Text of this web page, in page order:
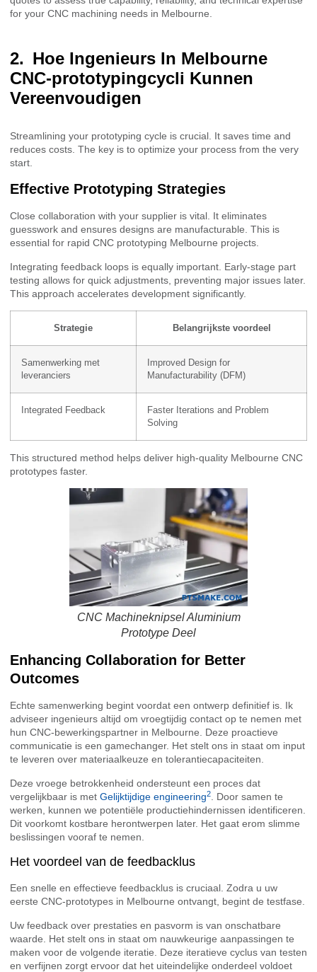
for your CNC machining needs in Melbourne.
Hoe Ingenieurs In Melbourne
CNC-prototypingcycli Kunnen
Vereenvoudigen
Streamlining your prototyping cycle is crucial. It saves time and
reduces costs. The key is to optimize your process from the very
start.
Effective Prototyping Strategies
Close collaboration with your supplier is vital. It eliminates
guesswork and ensures designs are manufacturable. This is
essential for rapid CNC prototyping Melbourne projects.
Integrating feedback loops is equally important. Early-stage part
testing allows for quick adjustments, preventing major issues later.
This approach accelerates development significantly.
Strategie Belangrijkste voordeel
Samenwerking met
leveranciers
Improved Design for
Manufacturability (DFM)
Integrated Feedback
Faster Iterations and Problem
Solving
This structured method helps deliver high-quality Melbourne CNC
prototypes faster.
CNC Machineknipsel Aluminium
Prototype Deel
Enhancing Collaboration for Better
Outcomes
Echte samenwerking begint voordat een ontwerp definitief is. Ik
adviseer ingenieurs altijd om vroegtijdig contact op te nemen met
hun CNC-bewerkingspartner in Melbourne. Deze proactieve
communicatie is een gamechanger. Het stelt ons in staat om input
te leveren over materiaalkeuze en tolerantiecapaciteiten.
Deze vroege betrokkenheid ondersteunt een proces dat
vergelijkbaar is met Gelijktijdige engineering2
. Door samen te
werken, kunnen we potentiële productiehindernissen identificeren.
Dit voorkomt kostbare herontwerpen later. Het gaat erom slimme
beslissingen vooraf te nemen.
Het voordeel van de feedbacklus
Een snelle en effectieve feedbacklus is cruciaal. Zodra u uw
eerste CNC-prototypes in Melbourne ontvangt, begint de testfase.
Uw feedback over prestaties en pasvorm is van onschatbare
waarde. Het stelt ons in staat om nauwkeurige aanpassingen te
maken voor de volgende iteratie. Deze iteratieve cyclus van testen
en verfijnen zorgt ervoor dat het uiteindelijke onderdeel voldoet